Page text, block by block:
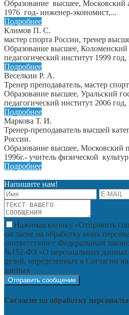
Образование высшее, Московский
1976 год- инженер-экономист,...
Подробнее
Климов П. С.
мастер спорта России, тренер
Образование высшее, Коломенский
педагогический институт 1999
Подробнее
Веселкин Р. А.
Тренер преподаватель, мастер
Образование высшее, Уральский
педагогический институт 2006
Подробнее
Маркова Т. И.
Тренер-преподаватель высшей
России.
Образование высшее, Московский
1996г.- учитель физической
Подробнее
Напишите нам!
Нажимая кнопку «Отправить
согласие на обработку моих
соответствии с Федеральным
№152-ФЗ «О персональных
целей, определенных в Согласии
данных
Согласие на обработку